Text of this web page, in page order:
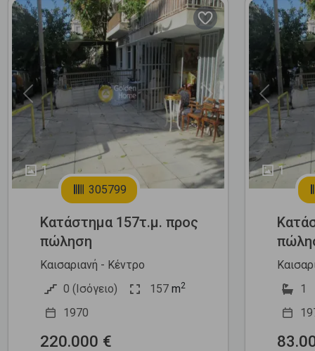
1
Previous Next
305799
Κατάστημα 157τ.μ. προς
πώληση
Καισαριανή - Κέντρο
0 (Ισόγειο)
157 m2
1970
220.000 €
1
Previous
1